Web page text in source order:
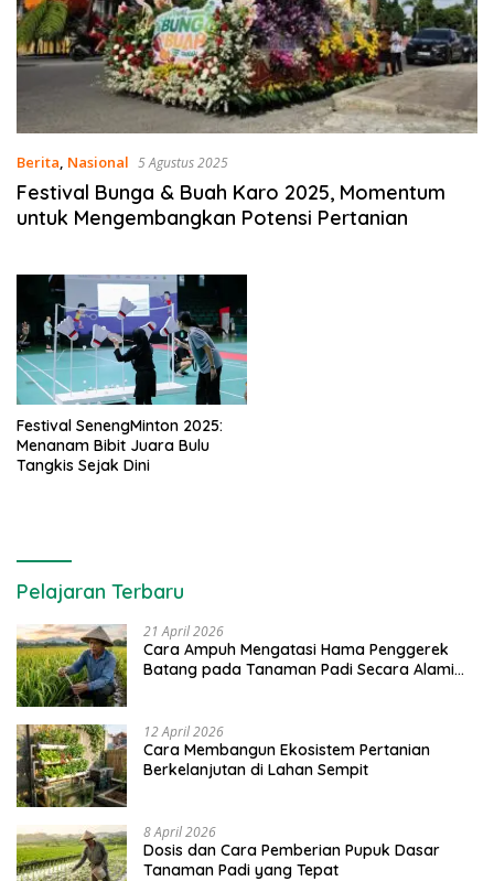
Berita, Nasional 5 Agustus 2025
Festival Bunga & Buah Karo 2025, Momentum
untuk Mengembangkan Potensi Pertanian
Festival SenengMinton 2025:
Menanam Bibit Juara Bulu
Tangkis Sejak Dini
Pelajaran Terbaru
21 April 2026
Cara Ampuh Mengatasi Hama Penggerek
Batang pada Tanaman Padi Secara Alami
12 April 2026
Cara Membangun Ekosistem Pertanian
Berkelanjutan di Lahan Sempit
8 April 2026
Dosis dan Cara Pemberian Pupuk Dasar
Tanaman Padi yang Tepat